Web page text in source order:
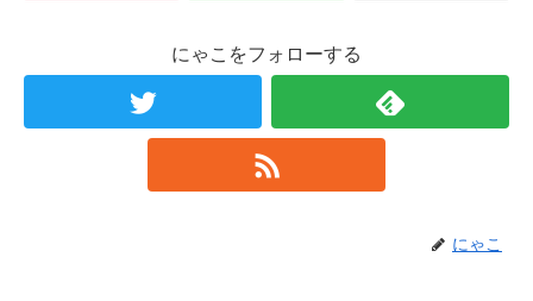
にゃこをフォローする
にゃこ